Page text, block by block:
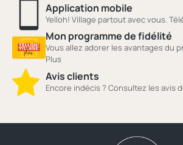
Application mobile
Yelloh! Village partout avec vous.
Mon programme de fidélité
Vous allez adorer les avantages du
Plus
Avis clients
Encore indécis ? Consultez les avis